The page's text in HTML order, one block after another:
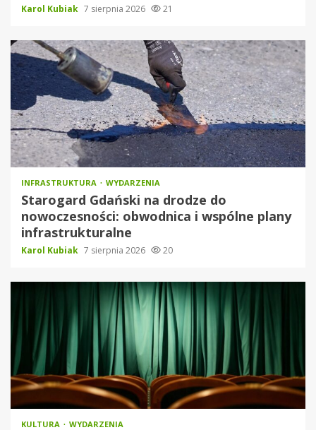
Karol Kubiak 7 sierpnia 2026 21
INFRASTRUKTURA WYDARZENIA
Starogard Gdański na drodze do
nowoczesności: obwodnica i wspólne plany
infrastrukturalne
Karol Kubiak 7 sierpnia 2026 20
KULTURA WYDARZENIA